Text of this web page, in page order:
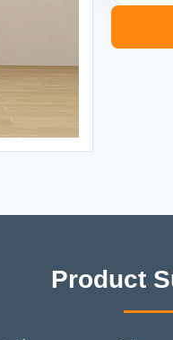
Product